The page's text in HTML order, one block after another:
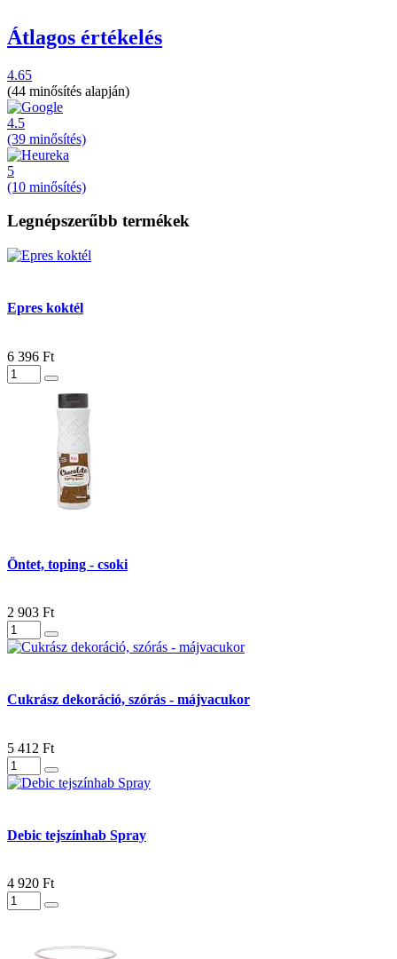
Átlagos értékelés
4.65
(44 minősítés alapján)
4.5
(39 minősítés)
5
(10 minősítés)
Legnépszerűbb termékek
Epres koktél
6 396 Ft
Öntet, toping - csoki
2 903 Ft
Cukrász dekoráció, szórás - májvacukor
5 412 Ft
Debic tejszínhab Spray
4 920 Ft